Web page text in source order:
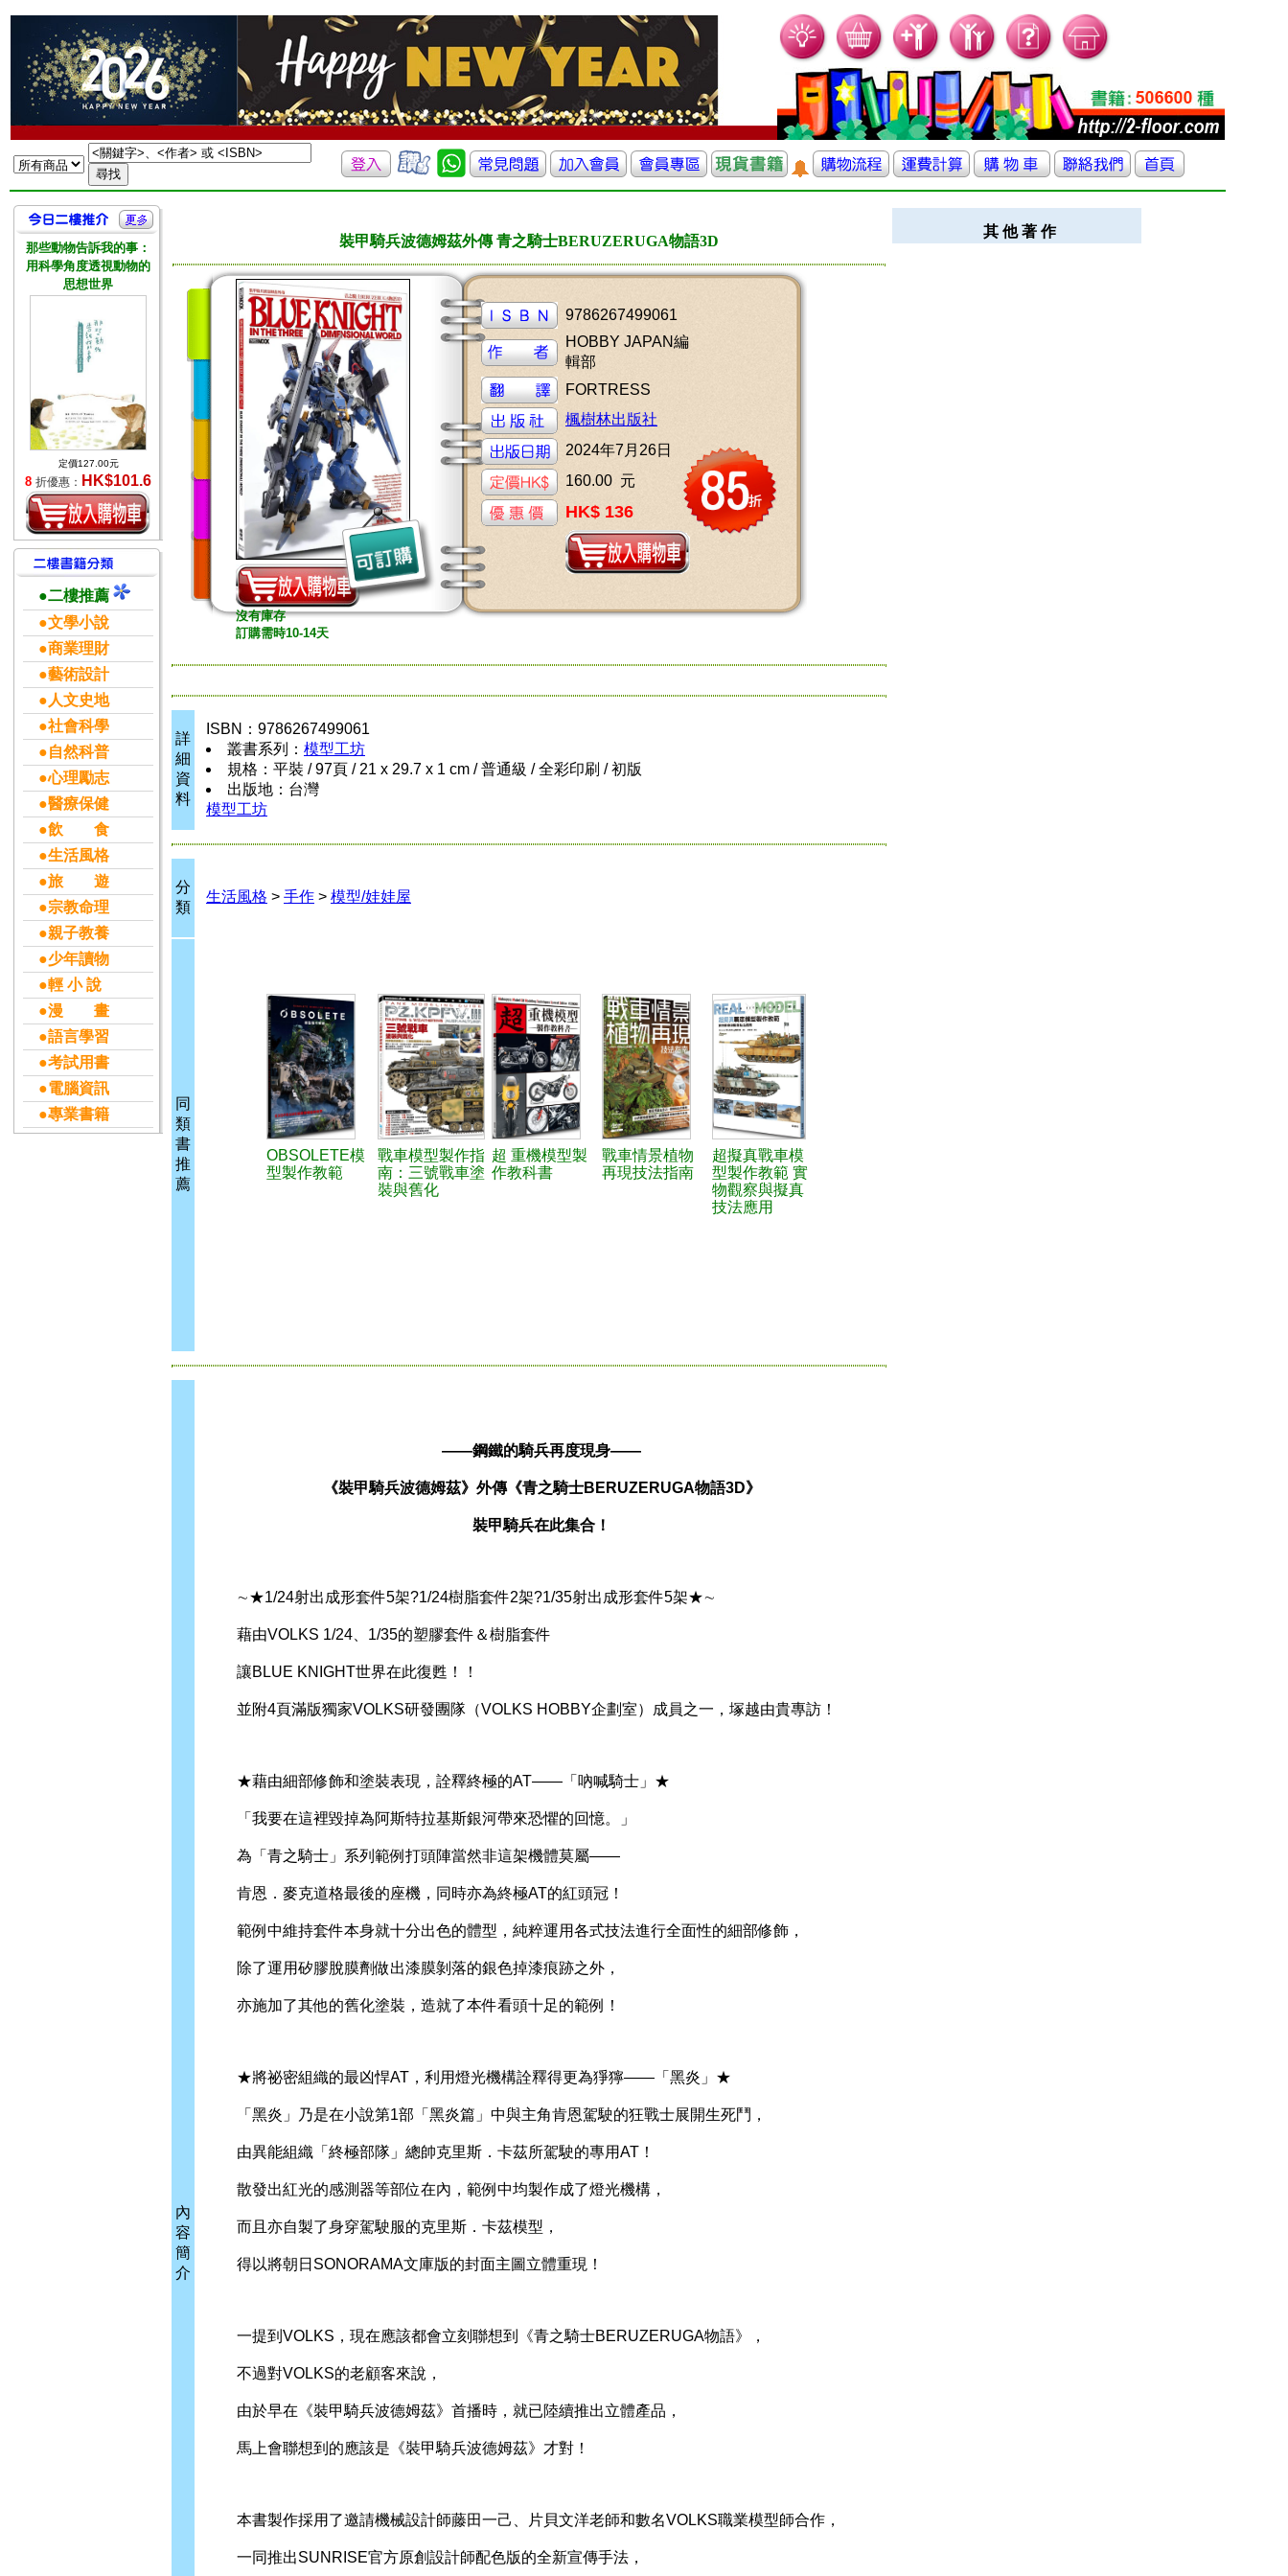
那些動物告訴我的事：
用科學角度透視動物的
思想世界
定價127.00元
8 折優惠： HK$101.6
●二樓推薦
●文學小說
●商業理財
●藝術設計
●人文史地
●社會科學
●自然科普
●心理勵志
●醫療保健
●飲 食
●生活風格
●旅 遊
●宗教命理
●親子教養
●少年讀物
●輕 小 說
●漫 畫
●語言學習
●考試用書
●電腦資訊
●專業書籍
裝甲騎兵波德姆茲外傳 青之騎士BERUZERUGA物語3D
沒有庫存
訂購需時10-14天
9786267499061
HOBBY JAPAN編
輯部
FORTRESS
楓樹林出版社
2024年7月26日
160.00 元
HK$ 136
詳
細
資
料
ISBN：9786267499061
叢書系列： 模型工坊
規格：平裝 / 97頁 / 21 x 29.7 x 1 cm / 普通級 / 全彩印刷 / 初版
出版地：台灣
模型工坊
分
類
生活風格 > 手作 > 模型/娃娃屋
同
類
書
推
薦
OBSOLETE模
型製作教範
戰車模型製作指
南：三號戰車塗
裝與舊化
超 重機模型製
作教科書
戰車情景植物
再現技法指南
超擬真戰車模
型製作教範 實
物觀察與擬真
技法應用
內
容
簡
介
——鋼鐵的騎兵再度現身——
《裝甲騎兵波德姆茲》外傳《青之騎士BERUZERUGA物語3D》
裝甲騎兵在此集合！
∼★1/24射出成形套件5架?1/24樹脂套件2架?1/35射出成形套件5架★∼
藉由VOLKS 1/24、1/35的塑膠套件＆樹脂套件
讓BLUE KNIGHT世界在此復甦！！
並附4頁滿版獨家VOLKS研發團隊（VOLKS HOBBY企劃室）成員之一，塚越由貴專訪！
★藉由細部修飾和塗裝表現，詮釋終極的AT——「吶喊騎士」★
「我要在這裡毀掉為阿斯特拉基斯銀河帶來恐懼的回憶。」
為「青之騎士」系列範例打頭陣當然非這架機體莫屬——
肯恩．麥克道格最後的座機，同時亦為終極AT的紅頭冠！
範例中維持套件本身就十分出色的體型，純粹運用各式技法進行全面性的細部修飾，
除了運用矽膠脫膜劑做出漆膜剝落的銀色掉漆痕跡之外，
亦施加了其他的舊化塗裝，造就了本件看頭十足的範例！
★將祕密組織的最凶悍AT，利用燈光機構詮釋得更為猙獰——「黑炎」★
「黑炎」乃是在小說第1部「黑炎篇」中與主角肯恩駕駛的狂戰士展開生死鬥，
由異能組織「終極部隊」總帥克里斯．卡茲所駕駛的專用AT！
散發出紅光的感測器等部位在內，範例中均製作成了燈光機構，
而且亦自製了身穿駕駛服的克里斯．卡茲模型，
得以將朝日SONORAMA文庫版的封面主圖立體重現！
一提到VOLKS，現在應該都會立刻聯想到《青之騎士BERUZERUGA物語》，
不過對VOLKS的老顧客來說，
由於早在《裝甲騎兵波德姆茲》首播時，就已陸續推出立體產品，
馬上會聯想到的應該是《裝甲騎兵波德姆茲》才對！
本書製作採用了邀請機械設計師藤田一己、片貝文洋老師和數名VOLKS職業模型師合作，
一同推出SUNRISE官方原創設計師配色版的全新宣傳手法，
其 他 著 作